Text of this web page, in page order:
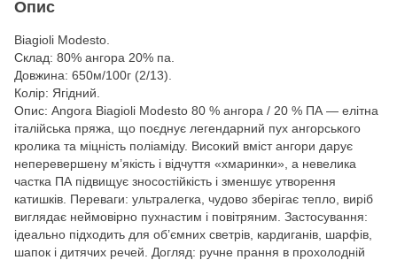
Опис
Biagioli Modesto.
Склад: 80% ангора 20% па.
Довжина: 650м/100г (2/13).
Колір: Ягідний.
Опис: Angora Biagioli Modesto 80 % ангора / 20 % ПА — елітна
італійська пряжа, що поєднує легендарний пух ангорського
кролика та міцність поліаміду. Високий вміст ангори дарує
неперевершену м’якість і відчуття «хмаринки», а невелика
частка ПА підвищує зносостійкість і зменшує утворення
катишків. Переваги: ультралегка, чудово зберігає тепло, виріб
виглядає неймовірно пухнастим і повітряним. Застосування:
ідеально підходить для об’ємних светрів, кардиганів, шарфів,
шапок і дитячих речей. Догляд: ручне прання в прохолодній